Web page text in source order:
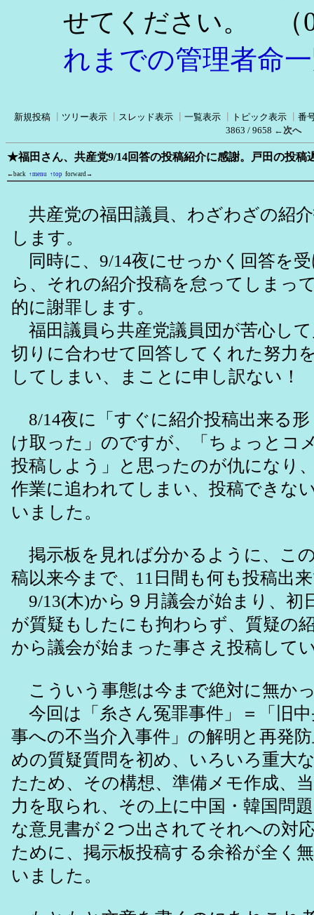
せてください。
（
れまでの管理者命
新規投稿 ツリー表示 スレッド表示 一覧表示 トピック表示
番
3863 / 9658 ←次へ
★福田さん、共産党9/14回答の投稿紹介に感謝。戸田の投稿
←back ↑menu ↑top forward→
共産党の福田議員、わざわざの紹
します。
同時に、9/14夜にせっかく回答を
ら、それの紹介投稿を怠ってしまっ
的に謝罪します。
福田議員ら共産党議員団が苦心し
切りに合わせて回答してくれた努力
してしまい、まことに申し訳ない！
8/14夜に「すぐに紹介投稿出来る
け取った」のですが、「ちょっとコ
投稿しよう」と思ったのが仇になり
作業に追われてしまい、投稿できな
いました。
掲示板を見れば分かるように、こ
稿以来今まで、11日間も何も投稿出
9/13(木)から９月議会が始まり、初
が質疑もしたにも拘わらず、質疑の
から議会が始まった事さえ投稿して
こういう事態は今まで絶対に無か
今回は「糸さん冤罪事件」＝「旧
事への不当介入事件」の解明と再発
めの質疑質問を初め、いろいろ重大
たため、その構想、準備メモ作成、
力を取られ、その上に中国・韓国問
な意見書が２つ出されてそれへの対
ために、掲示板投稿する余裕が全く
いました。